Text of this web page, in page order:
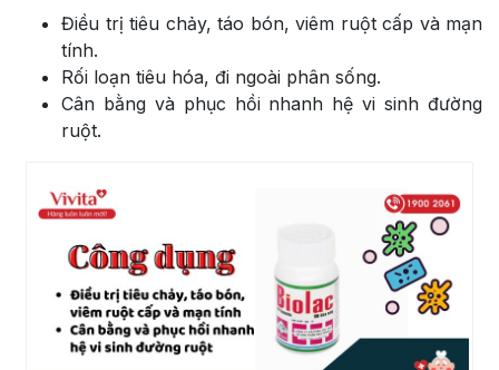
Điều trị tiêu chảy, táo bón, viêm ruột cấp và mạn
tính.
Rối loạn tiêu hóa, đi ngoài phân sống.
Cân bằng và phục hồi nhanh hệ vi sinh đường
ruột.